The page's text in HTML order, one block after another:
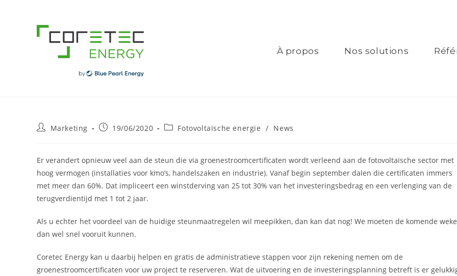
À propos Nos solutions
PostMarketing
Post19/06/2020
PostFotovoltaïsche energie / News
Er verandert opnieuw veel aan de steun die via groenestroomcertificaten wordt verleend aan de fotovoltaïsche sector met
hoog vermogen (installaties voor kmo’s, handelszaken en industrie). Vanaf begin september dalen die certificaten immers
met meer dan 60%. Dat impliceert een winstderving van 25 tot 30% van het investeringsbedrag en een verlenging van de
terugverdientijd met 1 tot 2 jaar.
Als u echter het voordeel van de huidige steunmaatregelen wil meepikken, dan kan dat nog! We moeten de komende
dan wel snel vooruit kunnen.
Coretec Energy kan u daarbij helpen en gratis de administratieve stappen voor zijn rekening nemen om de
groenestroomcertificaten voor uw project te reserveren. Wat de uitvoering en de investeringsplanning betreft is er